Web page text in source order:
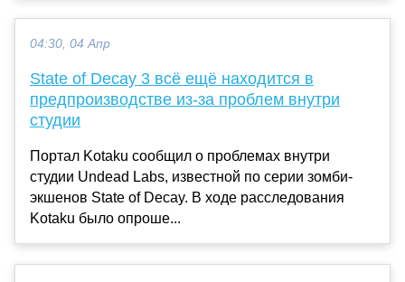
04:30, 04 Апр
State of Decay 3 всё ещё находится в
предпроизводстве из-за проблем внутри
студии
Портал Kotaku сообщил о проблемах внутри
студии Undead Labs, известной по серии зомби-
экшенов State of Decay. В ходе расследования
Kotaku было опроше...